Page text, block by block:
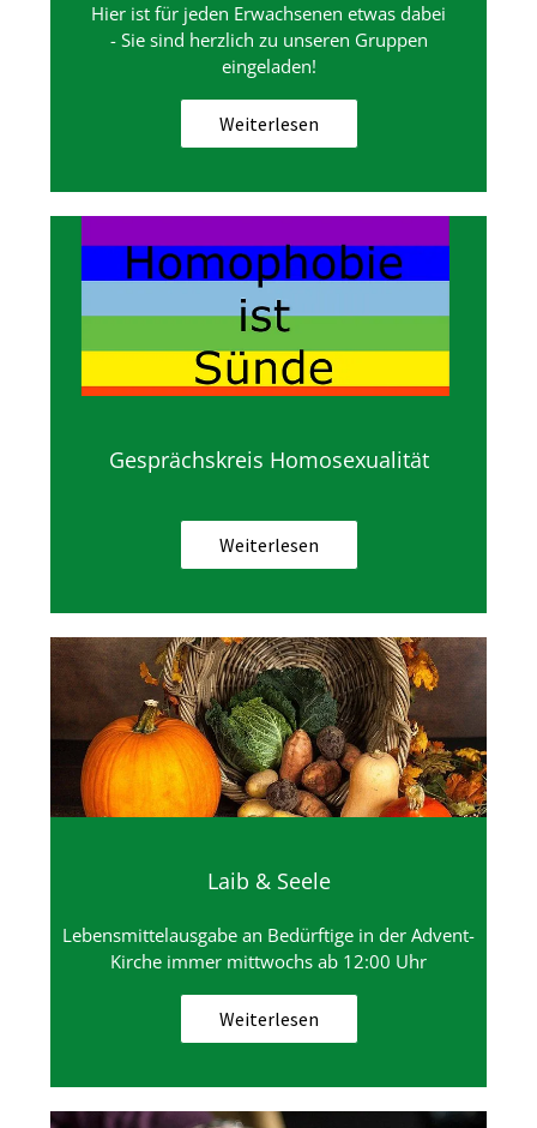
Hier ist für jeden Erwachsenen etwas dabei
- Sie sind herzlich zu unseren Gruppen
eingeladen!
Weiterlesen
Gesprächskreis Homosexualität
Weiterlesen
Laib & Seele
Lebensmittelausgabe an Bedürftige in der Advent-
Kirche immer mittwochs ab 12:00 Uhr
Weiterlesen